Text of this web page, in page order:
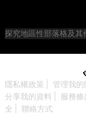
探究地區性部落格及其
隱私權政策 管理我的
分享我的資料
服務條
全
聯絡方式